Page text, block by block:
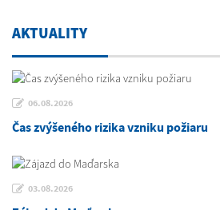
AKTUALITY
06.08.2026
Čas zvýšeného rizika vzniku požiaru
03.08.2026